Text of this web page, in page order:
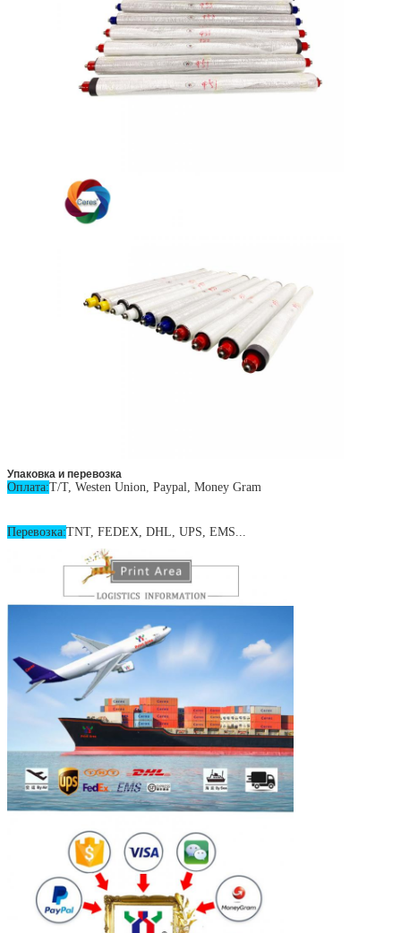
Упаковка и перевозка
Оплата:T/T, Westen Union, Paypal, Money Gram
Перевозка:TNT, FEDEX, DHL, UPS, EMS...